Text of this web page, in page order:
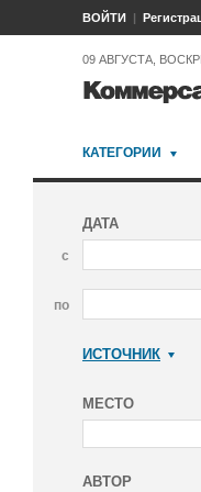
ВОЙТИ
09 АВГУСТА,
КАТЕГОРИИ
ДАТА
с
по
ИСТОЧНИК
МЕСТО
АВТОР